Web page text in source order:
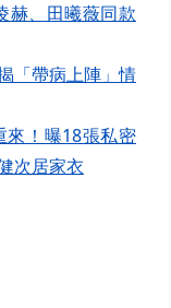
赫、田曦薇同款
「帶病上陣」情
來！曝18張私密
次居家衣